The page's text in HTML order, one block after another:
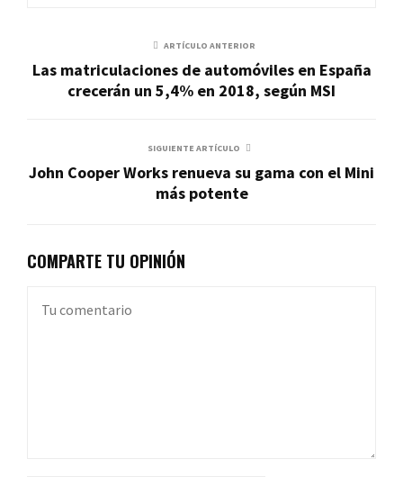
ARTÍCULO ANTERIOR
Las matriculaciones de automóviles en España
crecerán un 5,4% en 2018, según MSI
SIGUIENTE ARTÍCULO
John Cooper Works renueva su gama con el Mini
más potente
COMPARTE TU OPINIÓN